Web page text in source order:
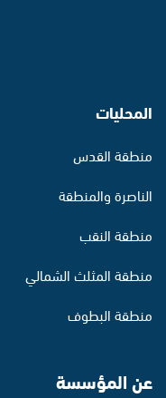
المحليات
منطقة القدس
الناصرة والمنطقة
منطقة النقب
منطقة المثلث الشمالي
منطقة البطوف
عن المؤسسة